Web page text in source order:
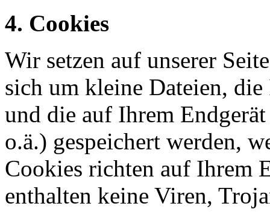
4. Cookies
Wir setzen auf unserer
sich um kleine Dateien,
und die auf Ihrem
o.ä.) gespeichert werden,
Cookies richten auf Ihrem
enthalten keine Viren,